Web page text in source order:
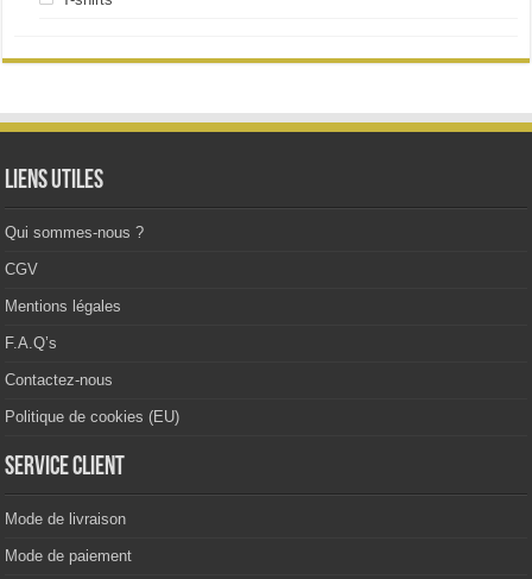
Liens utiles
Qui sommes-nous ?
CGV
Mentions légales
F.A.Q’s
Contactez-nous
Politique de cookies (EU)
Service client
Mode de livraison
Mode de paiement